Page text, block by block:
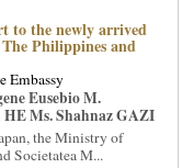
to the newly arrived
Philippines and
Embassy
Eusebio M.
Ms. Shahnaz GAZI
the Ministry of
Societatea M...